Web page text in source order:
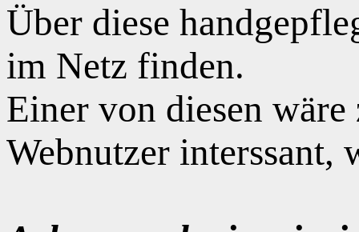
Über diese
im Netz finden.
Einer von diesen
Webnutzer interssant,